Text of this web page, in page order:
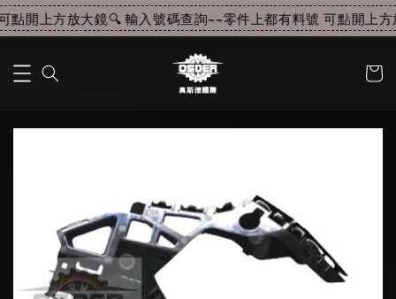
開上方放大鏡🔍 輸入號碼查詢~~零件上都有料號 可點開上方